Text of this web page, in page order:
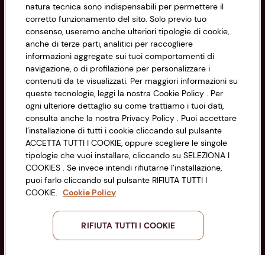
Privacy Policy
Cookie Policy
Impostazioni Cookie
Accessibilità
CONAD SOCIETÀ COOPERATIVA
Via Michelino, 59 | 40127 BOLOGNA
Codice Fiscale e Registro Imprese
di Bologna 00865960157
PARTITA IVA 03320960374
Servizio clienti
Seguici sui Social:
natura tecnica sono indispensabili per permettere il
corretto funzionamento del sito. Solo previo tuo
consenso, useremo anche ulteriori tipologie di cookie,
anche di terze parti, analitici per raccogliere
informazioni aggregate sui tuoi comportamenti di
navigazione, o di profilazione per personalizzare i
contenuti da te visualizzati. Per maggiori informazioni su
queste tecnologie, leggi la nostra Cookie Policy . Per
ogni ulteriore dettaglio su come trattiamo i tuoi dati,
consulta anche la nostra Privacy Policy . Puoi accettare
l’installazione di tutti i cookie cliccando sul pulsante
ACCETTA TUTTI I COOKIE, oppure scegliere le singole
tipologie che vuoi installare, cliccando su SELEZIONA I
COOKIES . Se invece intendi rifiutarne l’installazione,
puoi farlo cliccando sul pulsante RIFIUTA TUTTI I
COOKIE. Cookie Policy
RIFIUTA TUTTI I COOKIE